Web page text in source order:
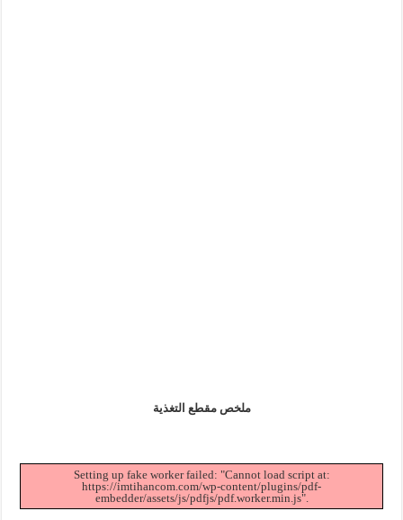
ملخص مقطع التغذية
Setting up fake worker failed: "Cannot load script at:
https://imtihancom.com/wp-content/plugins/pdf-
embedder/assets/js/pdfjs/pdf.worker.min.js".